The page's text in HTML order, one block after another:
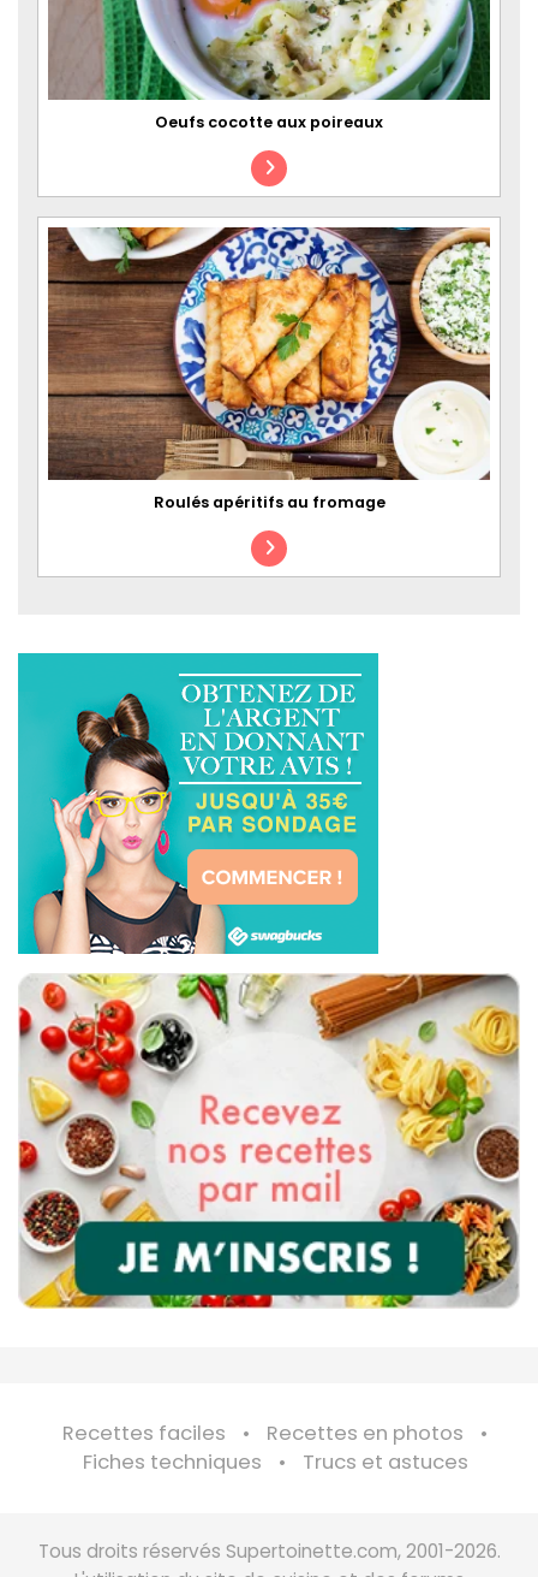
Oeufs cocotte aux poireaux
Roulés apéritifs au fromage
Recettes faciles
Recettes en photos
Fiches techniques
Trucs et astuces
Tous droits réservés Supertoinette.com, 2001-2026.